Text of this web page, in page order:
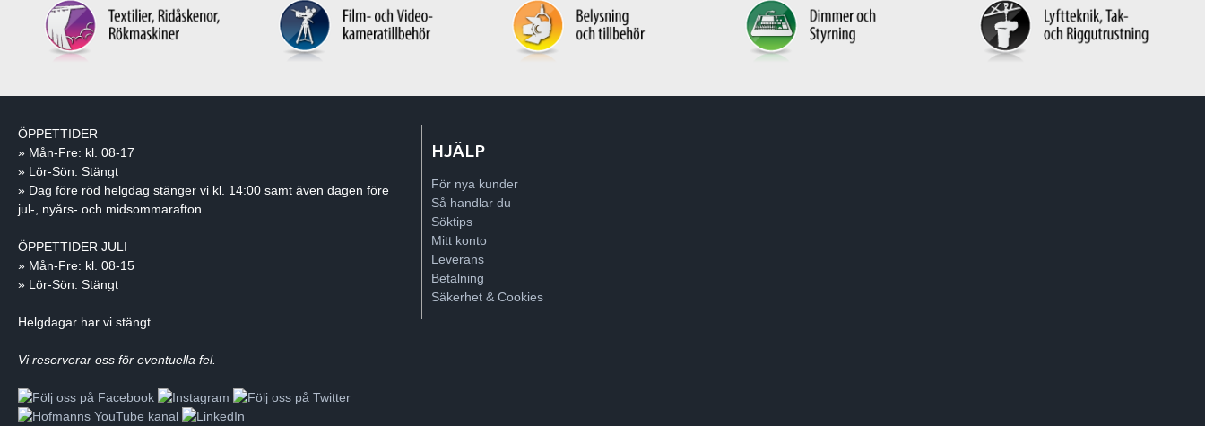
ÖPPETTIDER
» Mån-Fre: kl. 08-17
» Lör-Sön: Stängt
» Dag före röd helgdag stänger vi kl. 14:00 samt även dagen före
jul-, nyårs- och midsommarafton.
ÖPPETTIDER JULI
» Mån-Fre: kl. 08-15
» Lör-Sön: Stängt
Helgdagar har vi stängt.
Vi reserverar oss för eventuella fel.
HJÄLP
För nya kunder
Så handlar du
Söktips
Mitt konto
Leverans
Betalning
Säkerhet & Cookies